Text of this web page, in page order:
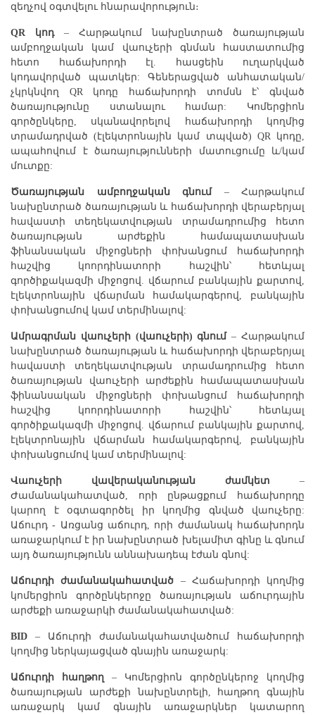
զեղչով օգտվելու հնարավորություն։
QR կոդ– Հարթակում նախընտրած ծառայության
ամբողջական կամ վաուչերի գնման հաստատումից
հետո հաճախորդի էլ. հասցեին ուղարկված
կոդավորված պատկեր: Գեներացված անհատական/
չկրկնվող QR կոդը հաճախորդի տոմսն է՝ գնված
ծառայությունը ստանալու համար: Կոմերցիոն
գործընկերը, սկանավորելով հաճախորդի կողմից
տրամադրված (էլեկտրոնային կամ տպված) QR կոդը,
ապահովում է ծառայությունների մատուցումը և/կամ
մուտքը:
Ծառայության ամբողջական գնում– Հարթակում
նախընտրած ծառայության և հաճախորդի վերաբերյալ
հավաստի տեղեկատվության տրամադրումից հետո
ծառայության արժեքին համապատասխան
ֆինանսական միջոցների փոխանցում հաճախորդի
հաշվից կոորդինատորի հաշվին՝ հետևյալ
գործիքակազմի միջոցով. վճարում բանկային քարտով,
էլեկտրոնային վճարման համակարգերով, բանկային
փոխանցումով կամ տերմինալով:
Ամրագրման վաուչերի (վաուչերի) գնում– Հարթակում
նախընտրած ծառայության և հաճախորդի վերաբերյալ
հավաստի տեղեկատվության տրամադրումից հետո
ծառայության վաուչերի արժեքին համապատասխան
ֆինանսական միջոցների փոխանցում հաճախորդի
հաշվից կոորդինատորի հաշվին՝ հետևյալ
գործիքակազմի միջոցով. վճարում բանկային քարտով,
էլեկտրոնային վճարման համակարգերով, բանկային
փոխանցումով կամ տերմինալով:
Վաուչերի վավերականության ժամկետ –
Ժամանակահատված, որի ընթացքում հաճախորդը
կարող է օգտագործել իր կողմից գնված վաուչերը:
Աճուրդ - Առցանց աճուրդ, որի ժամանակ հաճախորդն
առաջարկում է իր նախընտրած խելամիտ գինը և գնում
այդ ծառայությունն աննախադեպ էժան գնով:
Աճուրդի ժամանակահատված – Հաճախորդի կողմից
կոմերցիոն գործընկերոջը ծառայության աճուրդային
արժեքի առաջարկի ժամանակահատված:
BID – Աճուրդի ժամանակահատվածում հաճախորդի
կողմից ներկայացված գնային առաջարկ:
Աճուրդի հաղթող – Կոմերցիոն գործընկերոջ կողմից
ծառայության արժեքի նախընտրելի, հաղթող գնային
առաջարկ կամ գնային առաջարկներ կատարող